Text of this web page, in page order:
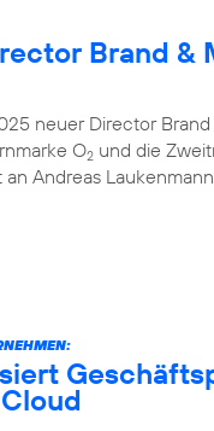
Brand &
neuer Director
O2 und die
Andreas